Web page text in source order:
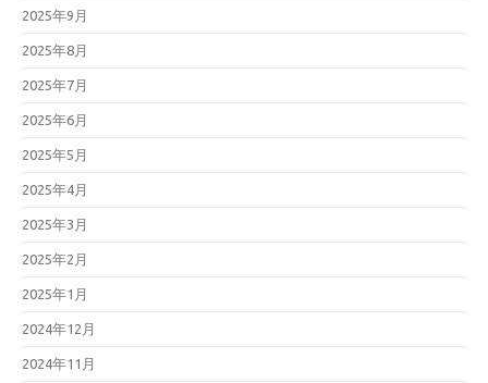
2025年9月
2025年8月
2025年7月
2025年6月
2025年5月
2025年4月
2025年3月
2025年2月
2025年1月
2024年12月
2024年11月